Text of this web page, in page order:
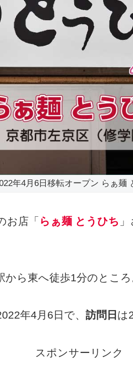
年4月6日移転オープン らぁ麺
お店「 らぁ麺 とうひち
から東へ徒歩1分のところ
年4月6日で、 訪問日 は
スポンサーリンク